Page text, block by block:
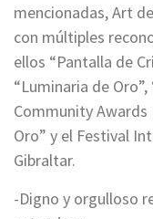
mencionadas, Art
con múltiples
ellos “Pantalla de
“Luminaria de
Community Awards
Oro” y el Festival
Gibraltar.
-Digno y orgulloso